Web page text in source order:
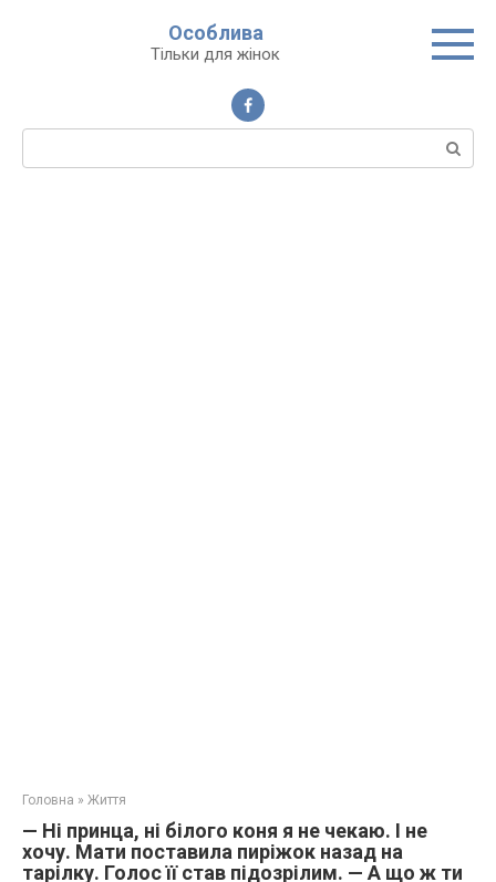
Особлива
Тільки для жінок
Пошук:
Головна » Життя
— Ні принца, ні білого коня я не чекаю. І не
хочу. Мати поставила пиріжок назад на
тарілку. Голос її став підозрілим. — А що ж ти